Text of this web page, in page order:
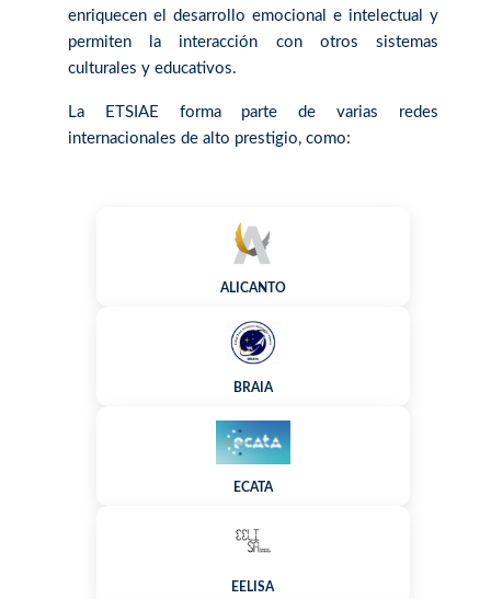
enriquecen el desarrollo emocional e intelectual y
permiten la interacción con otros sistemas
culturales y educativos.
La ETSIAE forma parte de varias redes
internacionales de alto prestigio, como:
ALICANTO
BRAIA
ECATA
EELISA